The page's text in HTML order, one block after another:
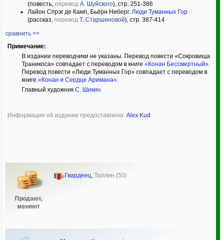
(повесть, перевод А. Шуйского), стр. 251-386
Лайон Спрэг де Камп, Бьёрн Ниберг. Люди Туманных Гор
(рассказ, перевод Т. Старшиновой), стр. 387-414
сравнить >>
Примечание:
В издании переводчики не указаны. Перевод повести «Сокровища
Траникоса» совпадает с переводом в книге «Конан Бессмертный».
Перевод повести «Люди Туманных Гор» совпадает с переводом в
книге «Конан и Сердце Аримана».
Главный художник С. Шикин.
Информация об издании предоставлена: Alex Kud
Продают,
меняют
Гвардеец, Таллин (50)